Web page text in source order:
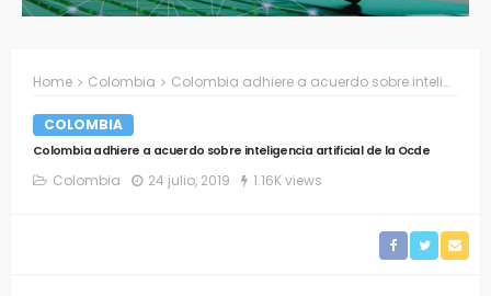
Home Colombia Colombia adhiere a acuerdo sobre inteligencia artificial de la Ocde
COLOMBIA
Colombia adhiere a acuerdo sobre inteligencia artificial de la Ocde
Colombia 24 julio, 2019 1.16K views